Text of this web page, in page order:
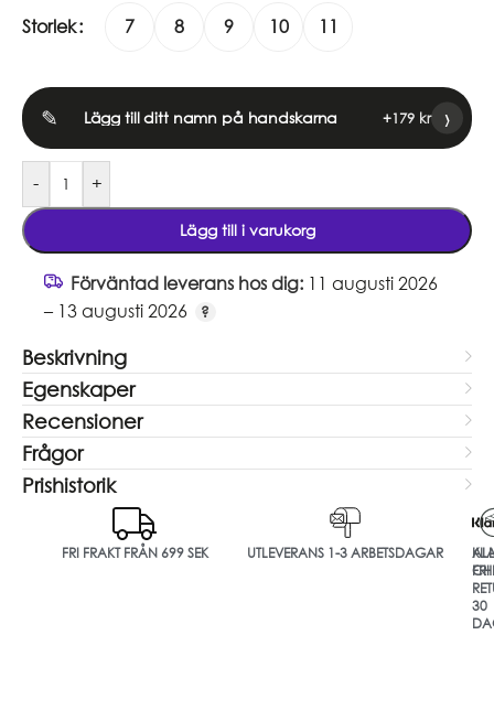
Storlek
7 8 9 10 11
✎ Lägg till ditt namn på handskarna +179 kr ›
- +
Lägg till i varukorg
Förväntad leverans hos dig: 11 augusti 2026
– 13 augusti 2026
Beskrivning
Egenskaper
Recensioner
Frågor
Prishistorik
FRI FRAKT FRÅN 699 SEK UTLEVERANS 1-3 ARBETSDAGAR
FRI
30